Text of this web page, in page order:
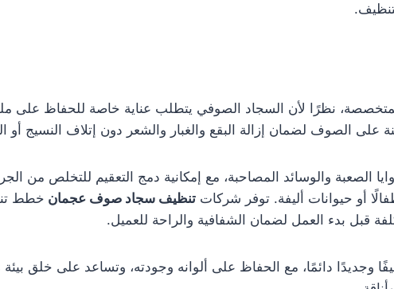
نظرًا لأن السجاد الصوفي يتطلب عناية خاصة للحفاظ على
الصوف لضمان إزالة البقع والغبار والشعر دون إتلاف النسيج
والوسائد المصاحبة، مع إمكانية دمج التعقيم للتخلص من
أو حيوانات أليفة. توفر شركات تنظيف سجاد صوف عجمان خطط
قبل بدء العمل لضمان الشفافية والراحة للعميل.
وجديدًا دائمًا، مع الحفاظ على ألوانه وجودته، وتساعد على خلق